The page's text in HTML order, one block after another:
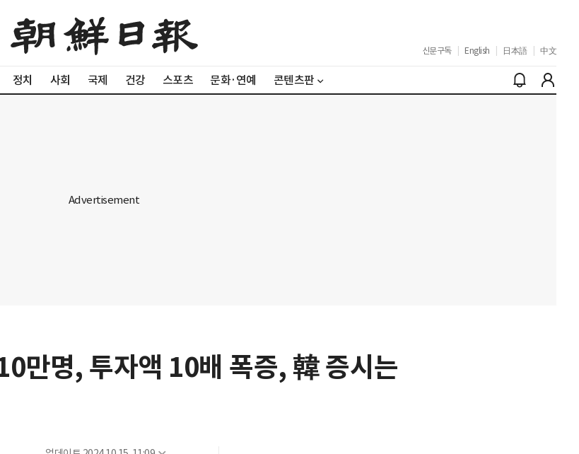
신문구독 English 日本語 中文
정치 사회 국제 건강 스포츠 문화·연예 콘텐츠판
만명, 투자액 10배 폭증, 韓 증시는